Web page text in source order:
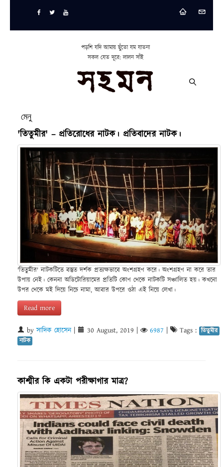
পড়শি যদি আমায় ছুঁতো যম যাতনা
সকল যেত দূরে: লালন সাঁই
মেনু
'তিতুমীর' – প্রতিরোধের নাটক। প্রতিবাদের নাটক।
'তিতুমীর' নাটকটিতে বস্তুত দর্শক প্রত্যক্ষভাবে অংশগ্রহণ করে। অংশগ্রহণ না করে তার
উপায় নেই। কেননা অডিটোরিয়ামের প্রতিটি কোণ থেকে নাটকটি সঞ্চালিত হয়। কখনো
উপর থেকে মই দিয়ে নিচে নামা, আবার উপরে ওঠা এই নিয়ে লেখা।
Read more
byসাদিক হোসেন| 30 August, 2019 6987 Tags : তিতুমীর
নাটক
কাশ্মীর কি একটা পরীক্ষাগার মাত্র?